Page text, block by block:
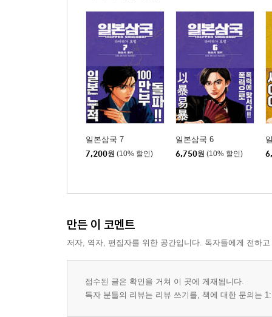
일본삼국 7
7,200원 (10% 할인)
일본삼국 6
6,750원 (10% 할인)
만든 이 코멘트
저자, 역자, 편집자를 위한 공간입니다. 독자들에게 전하
접수된 글은 확인을 거쳐 이 곳에 게재됩니다.
독자 분들의 리뷰는 리뷰 쓰기를, 책에 대한 문의는